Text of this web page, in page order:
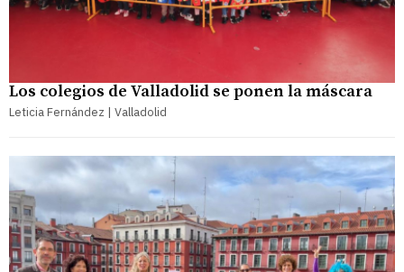
Los colegios de Valladolid se ponen la máscara
Leticia Fernández | Valladolid